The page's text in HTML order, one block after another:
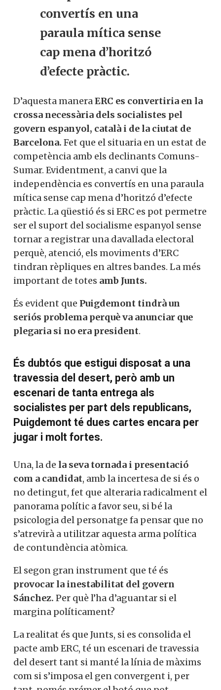
convertís en una
paraula mítica sense
cap mena d’horitzó
d’efecte pràctic.
D’aquesta maneraERC es convertiria en la
crossa necessària dels socialistes pel
govern espanyol, català i de la ciutat de
Barcelona. Fet que el situaria en un estat de
competència amb els declinants Comuns-
Sumar. Evidentment, a canvi que la
independència es convertís en una paraula
mítica sense cap mena d’horitzó d’efecte
pràctic. La qüestió és si ERC es pot permetre
ser el suport del socialisme espanyol sense
tornar a registrar una davallada electoral
perquè, atenció, els moviments d’ERC
tindran rèpliques en altres bandes. La més
important de totes amb Junts.
És evident que Puigdemont tindrà un
seriós problema perquè va anunciar que
plegaria si no era president.
És dubtós que estigui disposat a una
travessia del desert, però amb un
escenari de tanta entrega als
socialistes per part dels republicans,
Puigdemont té dues cartes encara per
jugar i molt fortes.
Una, la de la seva tornada i presentació
com a candidat, amb la incertesa de si és o
no detingut, fet que alteraria radicalment el
panorama polític a favor seu, si bé la
psicologia del personatge fa pensar que no
s’atrevirà a utilitzar aquesta arma política
de contundència atòmica.
El segon gran instrument que té és
provocar la inestabilitat del govern
Sánchez. Per què l’ha d’aguantar si el
margina políticament?
La realitat és que Junts, si es consolida el
pacte amb ERC, té un escenari de travessia
del desert tant si manté la línia de màxims
com si s’imposa el gen convergent i, per